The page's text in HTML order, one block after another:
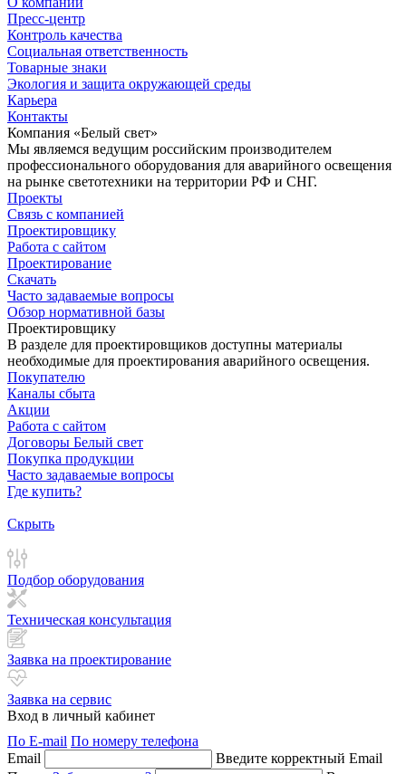
Пресс-центр
Контроль качества
Социальная ответственность
Товарные знаки
Экология и защита окружающей среды
Карьера
Контакты
Компания «Белый свет»
Мы являемся ведущим российским производителем
профессионального оборудования для аварийного освещения
на рынке светотехники на территории РФ и СНГ.
Проекты
Связь с компанией
Проектировщику
Работа с сайтом
Проектирование
Скачать
Часто задаваемые вопросы
Обзор нормативной базы
Проектировщику
В разделе для проектировщиков доступны материалы
необходимые для проектирования аварийного освещения.
Покупателю
Каналы сбыта
Акции
Работа с сайтом
Договоры Белый свет
Покупка продукции
Часто задаваемые вопросы
Где купить?
Скрыть
Подбор оборудования
Техническая консультация
Заявка на проектирование
Заявка на сервис
Вход в личный кабинет
По E-mail По номеру телефона
Email
Введите корректный Email